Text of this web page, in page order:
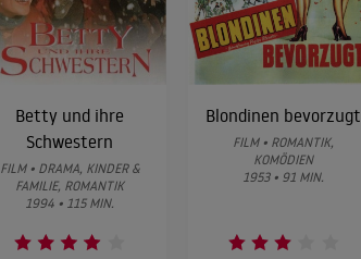
Betty und ihre
Schwestern
FILM • DRAMA, KINDER &
FAMILIE, ROMANTIK
1994 • 115 MIN.
Blondinen bevorzugt
FILM • ROMANTIK,
KOMÖDIEN
1953 • 91 MIN.